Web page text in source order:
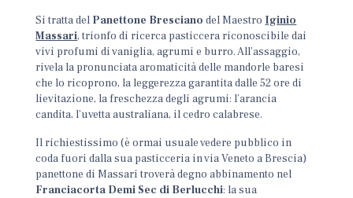
Si tratta del Panettone Brescianodel Maestro Iginio
Massari, trionfo di ricerca pasticcera riconoscibile dai
vivi profumi di vaniglia, agrumi e burro. All’assaggio,
rivela la pronunciata aromaticità delle mandorle baresi
che lo ricoprono, la leggerezza garantita dalle 52 ore di
lievitazione, la freschezza degli agrumi: l’arancia
candita, l’uvetta australiana, il cedro calabrese.
Il richiestissimo (è ormai usuale vedere pubblico in
coda fuori dalla sua pasticceria in via Veneto a Brescia)
panettone di Massari troverà degno abbinamento nel
Franciacorta Demi Sec di Berlucchi: la sua